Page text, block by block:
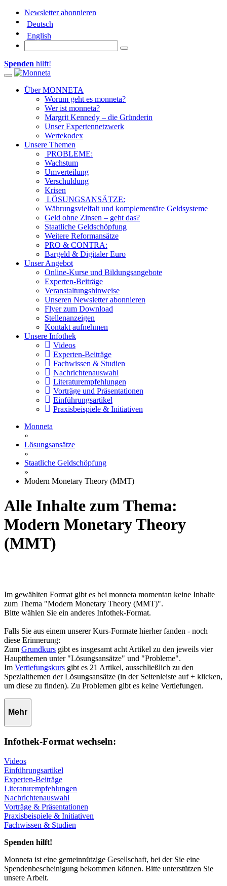
Newsletter abonnieren
Deutsch
English
Spenden hilft!
Toggle navigation
Über MONNETA
Worum geht es monneta?
Wer ist monneta?
Margrit Kennedy – die Gründerin
Unser Expertennetzwerk
Wertekodex
Unsere Themen
PROBLEME:
Wachstum
Umverteilung
Verschuldung
Krisen
LÖSUNGSANSÄTZE:
Währungsvielfalt und komplementäre Geldsysteme
Geld ohne Zinsen – geht das?
Staatliche Geldschöpfung
Weitere Reformansätze
PRO & CONTRA:
Bargeld & Digitaler Euro
Unser Angebot
Online-Kurse und Bildungsangebote
Experten-Beiträge
Veranstaltungshinweise
Unseren Newsletter abonnieren
Flyer zum Download
Stellenanzeigen
Kontakt aufnehmen
Unsere Infothek
Videos
Experten-Beiträge
Fachwissen & Studien
Nachrichtenauswahl
Literaturempfehlungen
Vorträge und Präsentationen
Einführungsartikel
Praxisbeispiele & Initiativen
Monneta
»
Lösungsansätze
»
Staatliche Geldschöpfung
»
Modern Monetary Theory (MMT)
Alle Inhalte zum Thema:
Modern Monetary Theory
(MMT)
Im gewählten Format gibt es bei monneta momentan keine Inhalte
zum Thema "Modern Monetary Theory (MMT)".
Bitte wählen Sie ein anderes Infothek-Format.
Falls Sie aus einem unserer Kurs-Formate hierher fanden - noch
diese Erinnerung:
Zum Grundkurs gibt es insgesamt acht Artikel zu den jeweils vier
Hauptthemen unter "Lösungsansätze" und "Probleme".
Im Vertiefungskurs gibt es 21 Artikel, ausschließlich zu den
Spezialthemen der Lösungsansätze (in der Seitenleiste auf + klicken,
um diese zu finden). Zu Problemen gibt es keine Vertiefungen.
Mehr
Infothek-Format wechseln:
Videos
Einführungsartikel
Experten-Beiträge
Literaturempfehlungen
Nachrichtenauswahl
Vorträge & Präsentationen
Praxisbeispiele & Initiativen
Fachwissen & Studien
Spenden hilft!
Monneta ist eine gemeinnützige Gesellschaft, bei der Sie eine
Spendenbescheinigung bekommen können. Bitte unterstützen Sie
unsere Arbeit.